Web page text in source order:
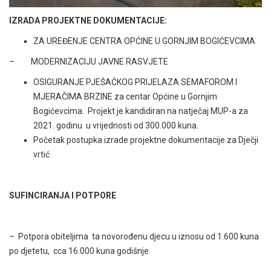
IZRADA PROJEKTNE DOKUMENTACIJE:
ZA UREĐENJE CENTRA OPĆINE U GORNJIM BOGIĆEVCIMA
– MODERNIZACIJU JAVNE RASVJETE
OSIGURANJE PJEŠAČKOG PRIJELAZA SEMAFOROM I
MJERAČIMA BRZINE za centar Općine u Gornjim
Bogićevcima. Projekt je kandidiran na natječaj MUP-a za
2021. godinu u vrijednosti od 300.000 kuna.
Početak postupka izrade projektne dokumentacije za Dječji
vrtić
SUFINCIRANJA I POTPORE
– Potpora obiteljima ta novorođenu djecu u iznosu od 1.600 kuna
po djetetu, cca 16.000 kuna godišnje